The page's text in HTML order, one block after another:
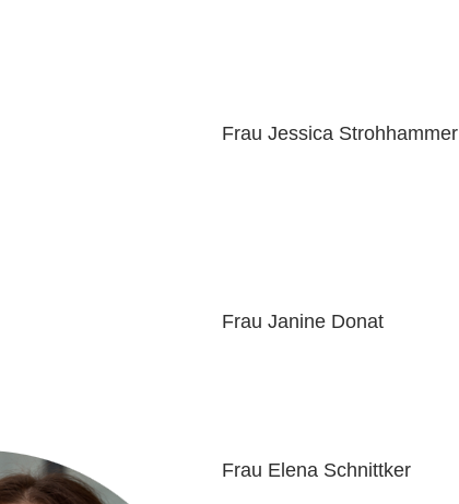
Frau Jessica Strohhammer
Frau Janine Donat
Frau Elena Schnittker